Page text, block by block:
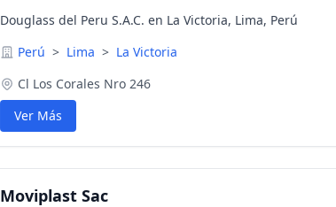
Douglass del Peru S.A.C. en La Victoria, Lima, Perú
Perú > Lima > La Victoria
Cl Los Corales Nro 246
Ver Más
Moviplast Sac